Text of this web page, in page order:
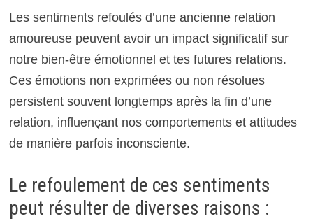
Les sentiments refoulés d’une ancienne relation
amoureuse peuvent avoir un impact significatif sur
notre bien-être émotionnel et tes futures relations.
Ces émotions non exprimées ou non résolues
persistent souvent longtemps après la fin d’une
relation, influençant nos comportements et attitudes
de manière parfois inconsciente.
Le refoulement de ces sentiments
peut résulter de diverses raisons :